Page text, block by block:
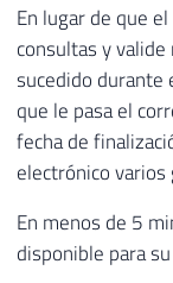
En lugar de que
consultas y
sucedido durante
que le pasa el
fecha de
electrónico
En menos de 5
disponible para